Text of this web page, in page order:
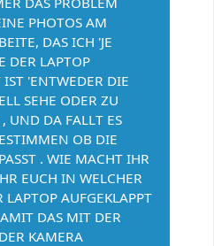
PHOTOS AM
DAS ICH 'JE
DER LAPTOP
IST 'ENTWEDER DIE
SEHE ODER ZU
UND DA FALLT ES
OB DIE
. WIE MACHT IHR
EUCH IN WELCHER
LAPTOP AUFGEKLAPPT
DAS MIT DER
KAMERA